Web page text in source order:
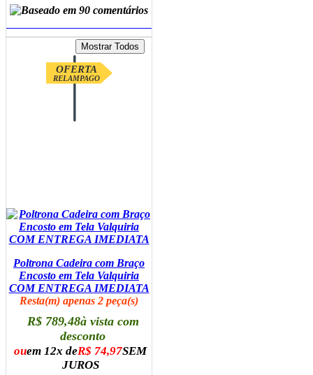
OFERTA
RELAMPAGO
Poltrona Cadeira com Braço
Encosto em Tela Valquiria
COM ENTREGA IMEDIATA
Resta(m) apenas 2 peça(s)
R$ 789,48à vista com
desconto
ouem 12x deR$ 74,97SEM
JUROS